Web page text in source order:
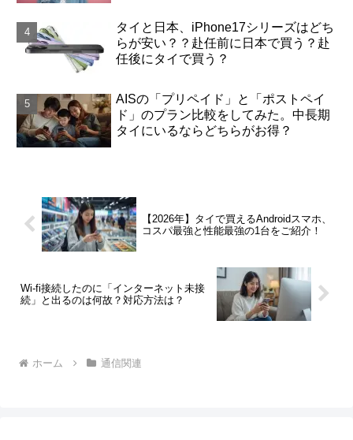
タイと日本、iPhone17シリーズはどち
らが安い？？赴任前に日本で買う？赴
任後にタイで買う？
AISの「プリペイド」と「ポストペイ
ド」のプラン比較をしてみた。中長期
タイにいるならどちらがお得？
【2026年】タイで買えるAndroidスマホ、
コスパ最強と性能最強の1台をご紹介！
Wi-fi接続したのに「インターネット未接
続」と出るのは何故？対応方法は？
ホーム 通信関連